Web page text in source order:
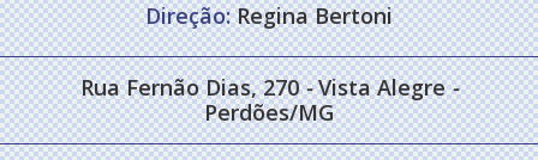
Direção:Regina Bertoni
Rua Fernão Dias, 270- Vista Alegre-
Perdões/MG